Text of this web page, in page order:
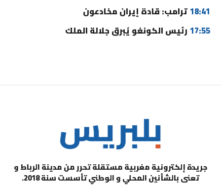
18:41ترامب: قادة إيران مخادعون
17:55 رئيس الكونغو يُبرق جلالة الملك
جريدة إلكترونية مغربية مستقلة تحرر من مدينة الرباط و
تعنى بالشأنين المحلي و الوطني تأسست سنة 2018.